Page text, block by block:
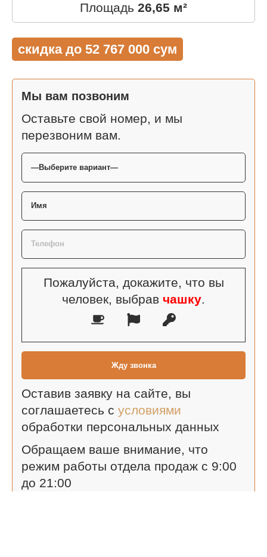
Площадь 26,65 м²
скидка до 52 767 000 сум
Мы вам позвоним
Оставьте свой номер, и мы
перезвоним вам.
Пожалуйста, докажите, что вы
человек, выбрав чашку
Оставив заявку на сайте, вы
соглашаетесь с условиями
обработки персональных данных
Обращаем ваше внимание, что
режим работы отдела продаж с 9:00
до 21:00